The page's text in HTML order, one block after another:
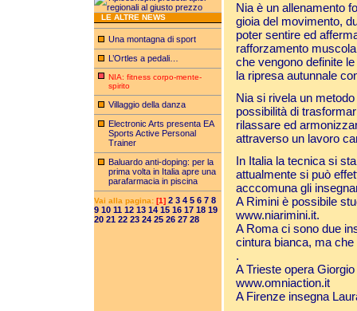
LE ALTRE NEWS
Una montagna di sport
L’Ortles a pedali…
NIA: fitness corpo-mente-
spirito
Villaggio della danza
Electronic Arts presenta EA
Sports Active Personal
Trainer
Baluardo anti-doping: per la
prima volta in Italia apre una
parafarmacia in piscina
Vai alla pagina: [1] 2 3 4 5 6 7 8
9 10 11 12 13 14 15 16 17 18 19
20 21 22 23 24 25 26 27 28
Nia è un allenamento
gioia del movimento,
poter sentire ed
rafforzamento
che vengono definite
la ripresa autunnale
Nia si rivela un
possibilità di
rilassare ed
attraverso un lavoro
In Italia la tecnica si
attualmente si può
acccomuna gli
A Rimini è possibile
www.niarimini.it.
A Roma ci sono due
cintura bianca, ma
.
A Trieste opera
www.omniaction.it
A Firenze insegna